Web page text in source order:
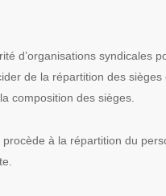
d’organisations syndicales
de la répartition des
composition des sièges.
à la répartition du